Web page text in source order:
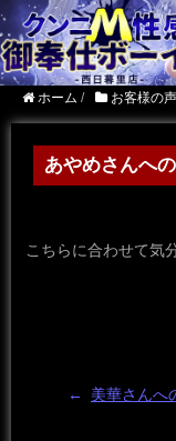
ホーム / お客様の声
あやめさんへ
こちらに合わせて気
← 美華さんへ